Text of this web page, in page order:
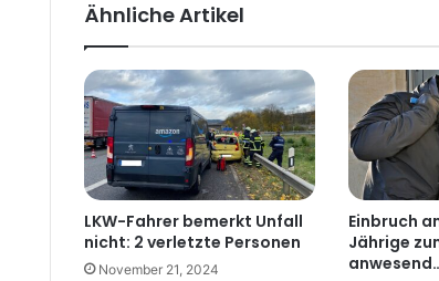
Ähnliche Artikel
LKW-Fahrer bemerkt Unfall
nicht: 2 verletzte Personen
November 21, 2024
Einbruch
Jährige